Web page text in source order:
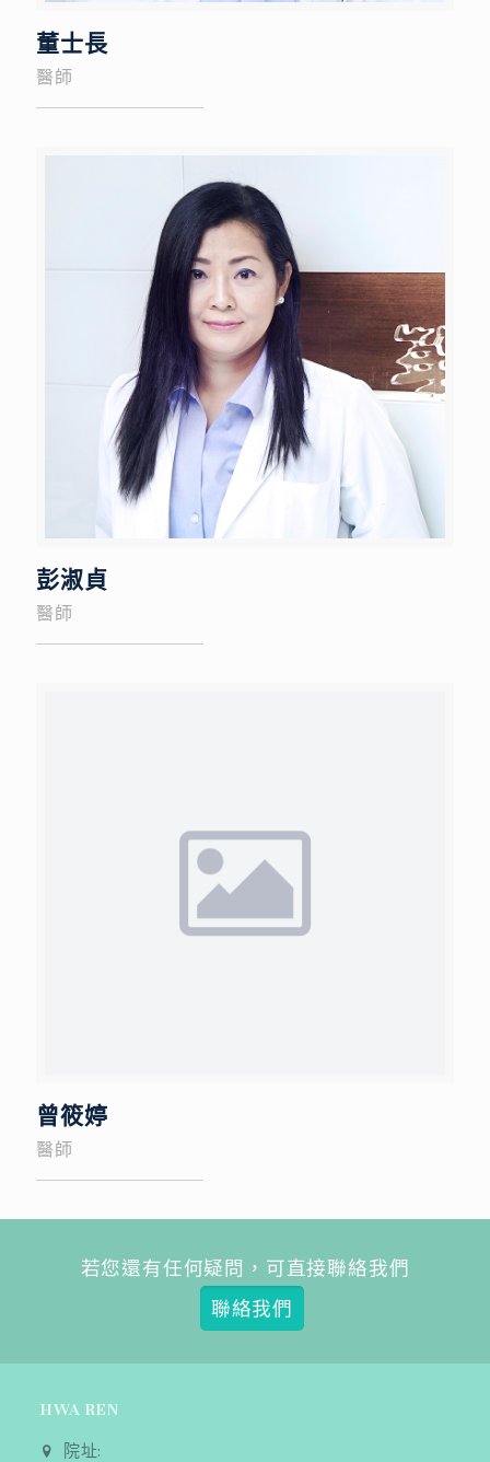
董士長
醫師
彭淑貞
醫師
曾筱婷
醫師
若您還有任何疑問，可直接聯絡我們
聯絡我們
HWA REN
院址: